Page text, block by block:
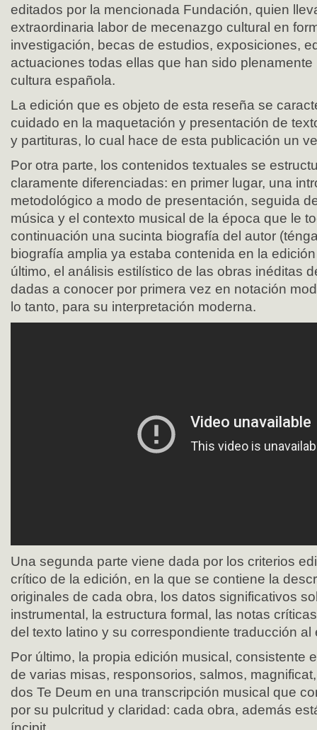
editados por la mencionada Fundación, quien
extraordinaria labor de mecenazgo cultural en
investigación, becas de estudios, exposiciones,
actuaciones todas ellas que han sido
cultura española.
La edición que es objeto de esta reseña se
cuidado en la maquetación y presentación de
y partituras, lo cual hace de esta publicación un
Por otra parte, los contenidos textuales se
claramente diferenciadas: en primer lugar, una
metodológico a modo de presentación, seguida
música y el contexto musical de la época que le
continuación una sucinta biografía del autor
biografía amplia ya estaba contenida en la
último, el análisis estilístico de las obras inéditas
dadas a conocer por primera vez en notación
lo tanto, para su interpretación moderna.
Una segunda parte viene dada por los criterios
crítico de la edición, en la que se contiene la
originales de cada obra, los datos significativos
instrumental, la estructura formal, las notas
del texto latino y su correspondiente traducción al
Por último, la propia edición musical, consistente
de varias misas, responsorios, salmos,
dos Te Deum en una transcripción musical que
por su pulcritud y claridad: cada obra, además